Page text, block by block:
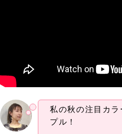
私の秋の注目カ
プル！